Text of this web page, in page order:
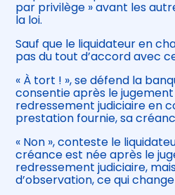
par privilège » avant les
la loi.
Sauf que le liquidateur en
pas du tout d’accord avec
« À tort ! », se défend la
consentie après le
redressement judiciaire en
prestation fournie, sa
« Non », conteste le
créance est née après le
redressement judiciaire,
d’observation, ce qui